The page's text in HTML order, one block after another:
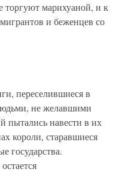
торгуют марихуаной, и к
и беженцев со
переселившиеся в
не желавшими
пытались навести в их
короли, старавшиеся
государства.